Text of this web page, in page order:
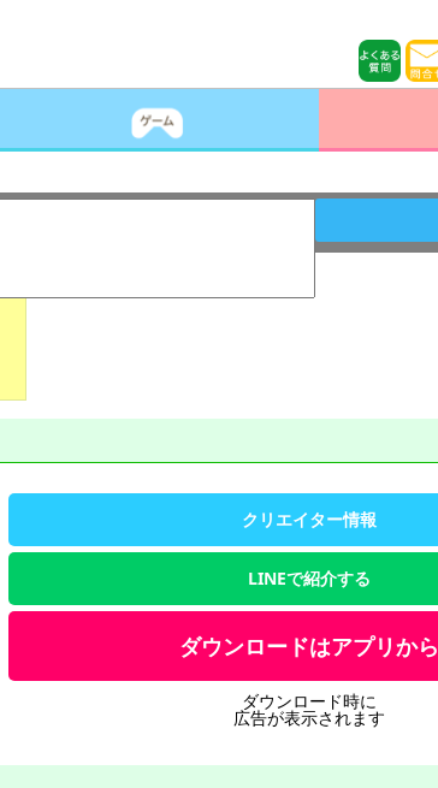
クリエイター情報
LINEで紹介する
ダウンロードはアプリから
ダウンロード時に
広告が表示されます